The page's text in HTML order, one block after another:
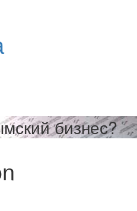
бизнес?